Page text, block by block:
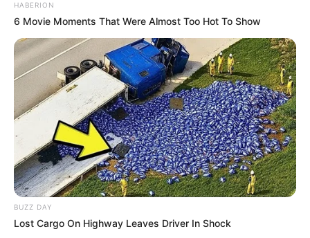
TEMAS RELACIONADOS
PRECIO DE LA PAPA
AUMENTO DE PRECIOS
CORABASTOS
MANTÉNGASE EN ALERTA
Tenemos todas las noticias que le
interesan. Para estar bien informado, por
HABERION
6 Movie Moments That Were Almost Too Hot To Show
BUZZ DAY
Lost Cargo On Highway Leaves Driver In Shock